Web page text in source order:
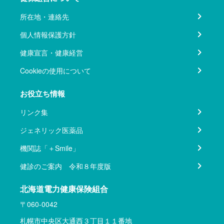
所在地・連絡先
個人情報保護方針
健康宣言・健康経営
Cookieの使用について
お役立ち情報
リンク集
ジェネリック医薬品
機関誌「＋Smile」
健診のご案内 令和８年度版
北海道電力健康保険組合
〒060-0042
札幌市中央区大通西３丁目１１番地